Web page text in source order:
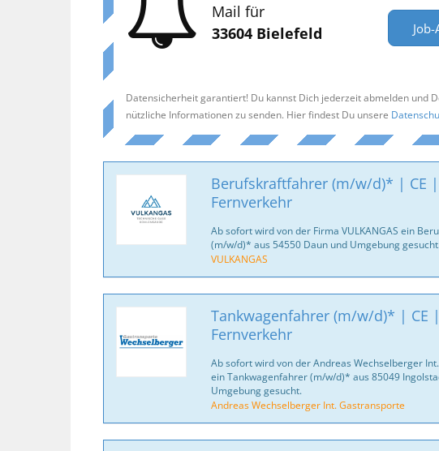
Mail für
33604 Bielefeld
Datensicherheit garantiert! Du kannst Dich jederzeit abmelden und
nützliche Informationen zu senden. Hier findest Du unsere
Berufskraftfahrer (m/w/d)* | CE
Fernverkehr
Ab sofort wird von der Firma VULKANGAS ein
(m/w/d)* aus 54550 Daun und Umgebung gesucht.
VULKANGAS
Tankwagenfahrer (m/w/d)* | CE
Fernverkehr
Ab sofort wird von der Andreas Wechselberger
ein Tankwagenfahrer (m/w/d)* aus 85049
Umgebung gesucht.
Andreas Wechselberger Int. Gastransporte